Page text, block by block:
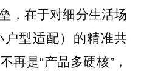
，在于对细分生活场
型适配）的精准共
再是“产品多硬核”，